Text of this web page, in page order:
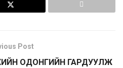
Post
ОДОНГИЙН ГАРДУУЛЖ